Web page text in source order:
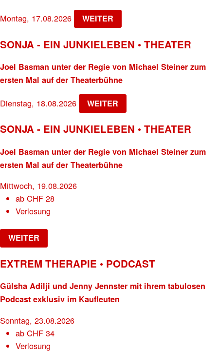
Montag, 17.08.2026 WEITER
SONJA - EIN JUNKIELEBEN • THEATER
Joel Basman unter der Regie von Michael Steiner zum
ersten Mal auf der Theaterbühne
Dienstag, 18.08.2026 WEITER
SONJA - EIN JUNKIELEBEN • THEATER
Joel Basman unter der Regie von Michael Steiner zum
ersten Mal auf der Theaterbühne
Mittwoch, 19.08.2026
abCHF 28
Verlosung
WEITER
EXTREM THERAPIE • PODCAST
Gülsha Adilji und Jenny Jennster mit ihrem tabulosen
Podcast exklusiv im Kaufleuten
Sonntag, 23.08.2026
abCHF 34
Verlosung